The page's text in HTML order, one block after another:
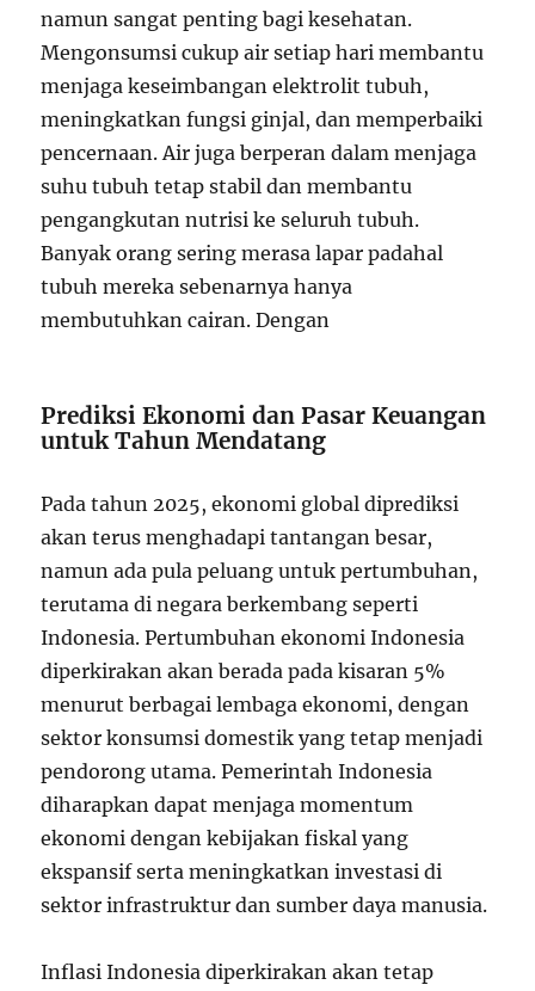
namun sangat penting bagi kesehatan.
Mengonsumsi cukup air setiap hari membantu
menjaga keseimbangan elektrolit tubuh,
meningkatkan fungsi ginjal, dan memperbaiki
pencernaan. Air juga berperan dalam menjaga
suhu tubuh tetap stabil dan membantu
pengangkutan nutrisi ke seluruh tubuh.
Banyak orang sering merasa lapar padahal
tubuh mereka sebenarnya hanya
membutuhkan cairan. Dengan
Prediksi Ekonomi dan Pasar Keuangan
untuk Tahun Mendatang
Pada tahun 2025, ekonomi global diprediksi
akan terus menghadapi tantangan besar,
namun ada pula peluang untuk pertumbuhan,
terutama di negara berkembang seperti
Indonesia. Pertumbuhan ekonomi Indonesia
diperkirakan akan berada pada kisaran 5%
menurut berbagai lembaga ekonomi, dengan
sektor konsumsi domestik yang tetap menjadi
pendorong utama. Pemerintah Indonesia
diharapkan dapat menjaga momentum
ekonomi dengan kebijakan fiskal yang
ekspansif serta meningkatkan investasi di
sektor infrastruktur dan sumber daya manusia.
Inflasi Indonesia diperkirakan akan tetap